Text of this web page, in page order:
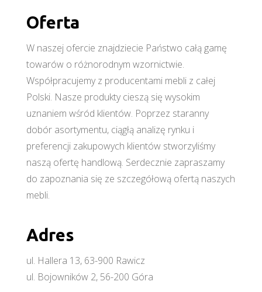
Oferta
W naszej ofercie znajdziecie Państwo całą gamę
towarów o różnorodnym wzornictwie.
Współpracujemy z producentami mebli z całej
Polski. Nasze produkty cieszą się wysokim
uznaniem wśród klientów. Poprzez staranny
dobór asortymentu, ciągłą analizę rynku i
preferencji zakupowych klientów stworzyliśmy
naszą ofertę handlową. Serdecznie zapraszamy
do zapoznania się ze szczegółową ofertą naszych
mebli.
Adres
ul. Hallera 13, 63-900 Rawicz
ul. Bojowników 2, 56-200 Góra